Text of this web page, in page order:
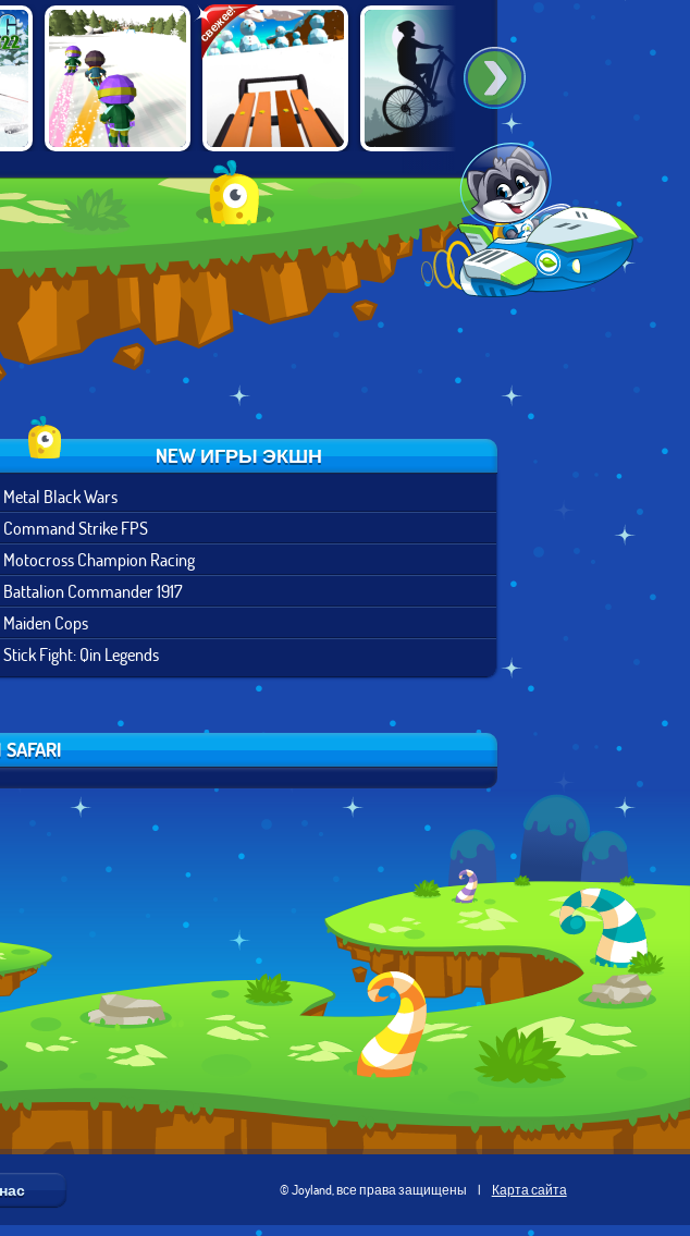
DOWNHILL CHILL
свежее!
SNOW RIDER 3D
MOUNTAIN
BICYCLE
XTREME
HAPPY ROCKING
NEW ИГРЫ ЭКШН
Metal Black Wars
Command Strike FPS
Motocross Champion Racing
Battalion Commander 1917
Maiden Cops
Stick Fight: Qin Legends
© Joyland, все права защищены | Карта сайта